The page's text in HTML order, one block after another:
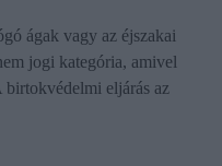
ágak vagy az éjszakai
jogi kategória, amivel
birtokvédelmi eljárás az